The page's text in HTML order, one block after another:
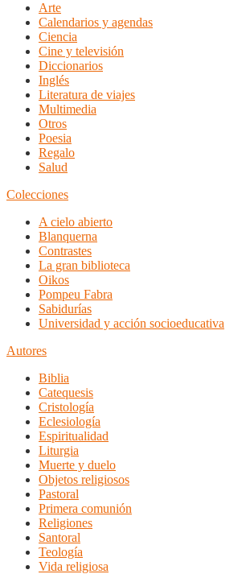
Arte
Calendarios y agendas
Ciencia
Cine y televisión
Diccionarios
Inglés
Literatura de viajes
Multimedia
Otros
Poesia
Regalo
Salud
Colecciones
A cielo abierto
Blanquerna
Contrastes
La gran biblioteca
Oikos
Pompeu Fabra
Sabidurías
Universidad y acción socioeducativa
Autores
Biblia
Catequesis
Cristología
Eclesiología
Espiritualidad
Liturgia
Muerte y duelo
Objetos religiosos
Pastoral
Primera comunión
Religiones
Santoral
Teología
Vida religiosa